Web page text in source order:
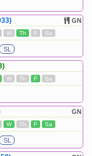
GN
W Th F Sa
SL
W Th F Sa
GN
W Th F Sa
SL